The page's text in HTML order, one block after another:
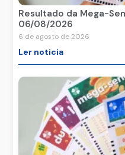
Resultado da Mega-
06/08/2026
6 de agosto de 2026
Ler noticia